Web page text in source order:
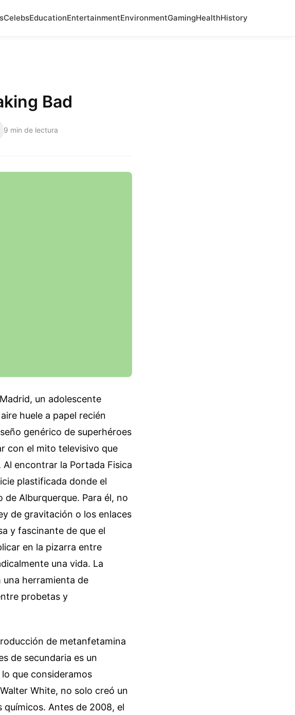
CelebsEducationEntertainmentEnvironmentGamingHealthHistory
Bad
9 min de lectura
un adolescente
huele a papel recién
genérico de superhéroes
con el mito televisivo que
encontrar la Portada Fisica
plastificada donde el
Alburquerque. Para él, no
de gravitación o los enlaces
y fascinante de que el
en la pizarra entre
una vida. La
herramienta de
probetas y
de metanfetamina
de secundaria es un
que consideramos
White, no solo creó un
Antes de 2008, el